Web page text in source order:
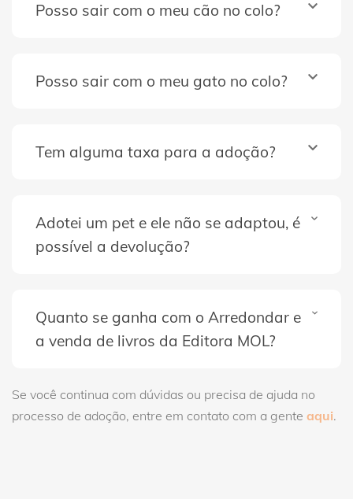
Posso sair com o meu cão no colo?
Posso sair com o meu gato no colo?
Tem alguma taxa para a adoção?
Adotei um pet e ele não se adaptou, é
possível a devolução?
Quanto se ganha com o Arredondar e
a venda de livros da Editora MOL?
Se você continua com dúvidas ou precisa de ajuda no
processo de adoção, entre em contato com a gente aqui.